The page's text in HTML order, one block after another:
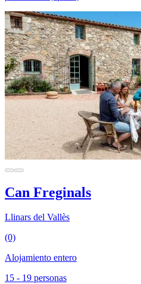
Can Freginals
Llinars del Vallès
(0)
Alojamiento entero
15 - 19 personas